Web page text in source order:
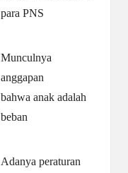
para PNS
Munculnya
anggapan
bahwa anak adalah
beban
Adanya peraturan